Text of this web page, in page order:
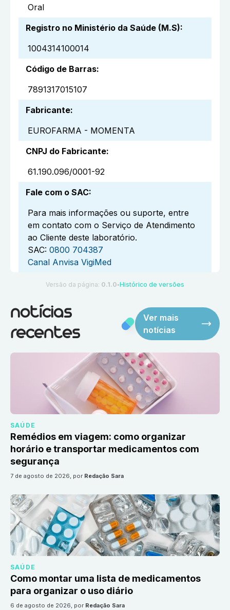
Oral
Registro no Ministério da Saúde (M.S):
1004314100014
Código de Barras:
7891317015107
Fabricante:
EUROFARMA - MOMENTA
CNPJ do Fabricante:
61.190.096/0001-92
Fale com o SAC:
Para mais informações ou suporte, entre
em contato com o Serviço de Atendimento
ao Cliente deste laboratório.
SAC: 0800 704387
Canal Anvisa VigiMed
Versão da página: 0.1.0 ●Histórico de versões
notícias
recentes
Ver mais
notícias
SAÚDE
Remédios em viagem: como organizar
horário e transportar medicamentos com
segurança
7 de agosto de 2026, por Redação Sara
SAÚDE
Como montar uma lista de medicamentos
para organizar o uso diário
6 de agosto de 2026, por Redação Sara